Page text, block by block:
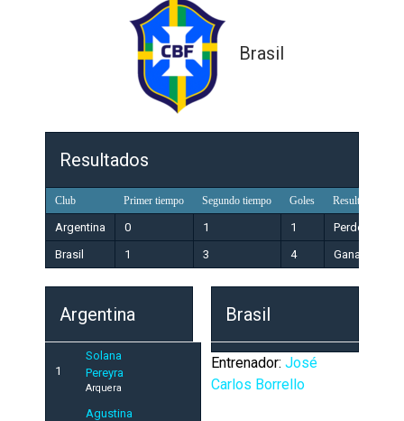
Brasil
Resultados
Club Primer tiempo Segundo tiempo Goles Resultado
Argentina 0 1 1
Perdedor
Brasil
1 3 4 Ganador
Argentina
1
Solana
Pereyra
Arquera
Agustina
Brasil
Entrenador: José
Carlos Borrello